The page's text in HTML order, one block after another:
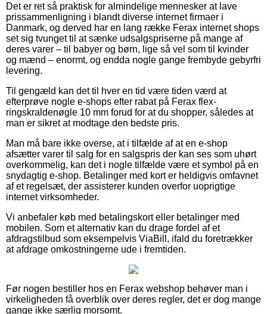
Det er ret så praktisk for almindelige mennesker at lave
prissammenligning i blandt diverse internet firmaer i
Danmark, og derved har en lang række Ferax internet shops
set sig tvunget til at sænke udsalgspriserne på mange af
deres varer – til babyer og børn, lige så vel som til kvinder
og mænd – enormt, og endda nogle gange frembyde gebyrfri
levering.
Til gengæld kan det til hver en tid være tiden værd at
efterprøve nogle e-shops efter rabat på Ferax flex-
ringskraldenøgle 10 mm forud for at du shopper, således at
man er sikret at modtage den bedste pris.
Man må bare ikke overse, at i tilfælde af at en e-shop
afsætter varer til salg for en salgspris der kan ses som uhørt
overkommelig, kan det i nogle tilfælde være et symbol på en
snydagtig e-shop. Betalinger med kort er heldigvis omfavnet
af et regelsæt, der assisterer kunden overfor uoprigtige
internet virksomheder.
Vi anbefaler køb med betalingskort eller betalinger med
mobilen. Som et alternativ kan du drage fordel af et
afdragstilbud som eksempelvis ViaBill, ifald du foretrækker
at afdrage omkostningerne ude i fremtiden.
Før nogen bestiller hos en Ferax webshop behøver man i
virkeligheden få overblik over deres regler, det er dog mange
gange ikke særlig morsomt.